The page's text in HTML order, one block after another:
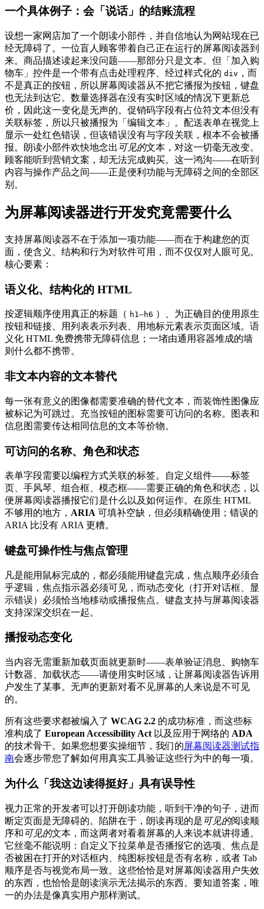
一个具体例子：会「说话」的结账流程
设想一家网店加了一个朗读小部件，并自信地认为网站现在已
经无障碍了。一位盲人顾客带着自己正在运行的屏幕阅读器到
来。商品描述读起来没问题——那部分只是文本。但「加入购
物车」控件是一个带有点击处理程序、经过样式化的 div ，而
不是真正的按钮，所以屏幕阅读器从不把它播报为按钮，键盘
也无法到达它。数量选择器在没有实时区域的情况下更新总
价，因此这一变化是无声的。促销码字段有占位符文本但没有
关联标签，所以只被播报为「编辑文本」。配送表单在视觉上
显示一处红色错误，但该错误没有与字段关联，根本不会被播
报。朗读小部件欢快地念出 可见的文本，对这一切毫无改变。
顾客能听到营销文案，却无法完成购买。这一鸿沟——在听到
内容与操作产品之间——正是便利功能与无障碍之间的全部区
别。
为屏幕阅读器进行开发究竟需要什么
支持屏幕阅读器不在于添加一项功能——而在于构建您的页
面，使含义、结构和行为对软件可用，而不仅仅对人眼可见。
核心要素：
语义化、结构化的 HTML
按逻辑顺序使用真正的标题（ h1–h6 ）、为正确目的使用原生
按钮和链接、用列表表示列表、用地标元素表示页面区域。语
义化 HTML 免费携带无障碍信息；一堵由通用容器堆成的墙
则什么都不携带。
非文本内容的文本替代
每一张有意义的图像都需要准确的替代文本，而装饰性图像应
被标记为可跳过。充当按钮的图标需要可访问的名称。图表和
信息图需要传达相同信息的文本等价物。
可访问的名称、角色和状态
表单字段需要以编程方式关联的标签。自定义组件——标签
页、手风琴、组合框、模态框——需要正确的角色和状态，以
便屏幕阅读器播报它们是什么以及如何运作。在原生 HTML
不够用的地方， ARIA 可填补空缺，但必须精确使用；错误的
ARIA 比没有 ARIA 更糟。
键盘可操作性与焦点管理
凡是能用鼠标完成的，都必须能用键盘完成，焦点顺序必须合
乎逻辑，焦点指示器必须可见，而动态变化（打开对话框、显
示错误）必须恰当地移动或播报焦点。键盘支持与屏幕阅读器
支持深深交织在一起。
播报动态变化
当内容无需重新加载页面就更新时——表单验证消息、购物车
计数器、加载状态——请使用实时区域，让屏幕阅读器告诉用
户发生了某事。无声的更新对看不见屏幕的人来说是不可见
的。
所有这些要求都被编入了 WCAG 2.2 的成功标准，而这些标
准构成了 European Accessibility Act 以及应用于网络的 ADA
的技术骨干。如果您想要实操细节，我们的屏幕阅读器测试指
南会逐步带您了解如何用真实工具验证这些行为中的每一项。
为什么「我这边读得挺好」具有误导性
视力正常的开发者可以打开朗读功能，听到干净的句子，进而
断定页面是无障碍的。陷阱在于，朗读再现的是 可见的阅读顺
序和 可见的文本，而这两者对看着屏幕的人来说本就讲得通。
它丝毫不能说明：自定义下拉菜单是否播报它的选项、焦点是
否被困在打开的对话框内、纯图标按钮是否有名称，或者 Tab
顺序是否与视觉布局一致。这些恰恰是对屏幕阅读器用户失效
的东西，也恰恰是朗读演示无法揭示的东西。要知道答案，唯
一的办法是像真实用户那样测试。